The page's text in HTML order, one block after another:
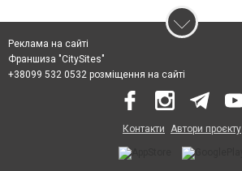
Реклама на сайті
Франшиза "CitySites"
+38099 532 0532 розміщення на сайті
Контакти Автори проєкту